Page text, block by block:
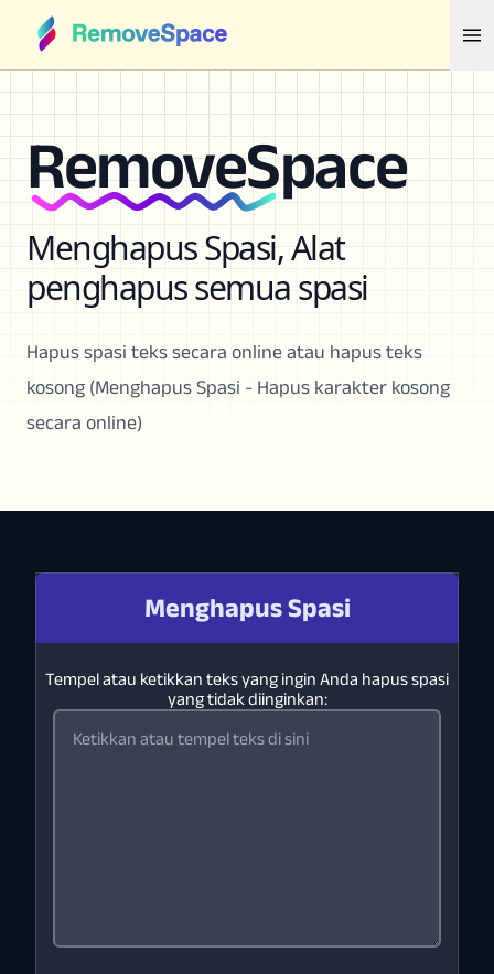
RemoveSpace
Menghapus Spasi, Alat
penghapus semua spasi
Hapus spasi teks secara online atau hapus teks
kosong (Menghapus Spasi - Hapus karakter kosong
secara online)
Menghapus Spasi
Tempel atau ketikkan teks yang ingin Anda hapus spasi
yang tidak diinginkan: